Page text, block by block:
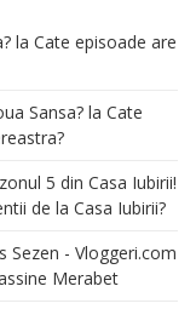
la Cate episoade are
Sansa? la Cate
5 din Casa Iubirii!
de la Casa Iubirii?
Sezen - Vloggeri.com
Merabet